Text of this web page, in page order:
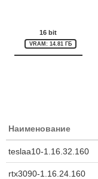
16 bit
VRAM: 14.81 ГБ
Наименование
teslaa10-1.16.32.160
rtx3090-1.16.24.160